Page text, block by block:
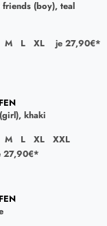
(boy), teal
M L XL je 27,90€*
khaki
M L XL
XXL
27,90€*